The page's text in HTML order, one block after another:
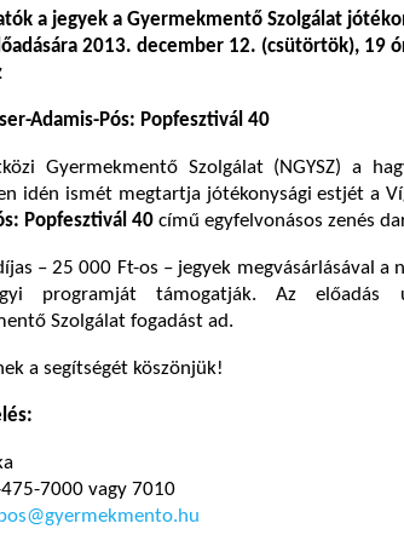
a jegyek a Gyermekmentő Szolgálat
2013. december 12. (csütörtök), 19
Adamis-Pós: Popfesztivál 40
Gyermekmentő Szolgálat (NGYSZ) a
idén ismét megtartja jótékonysági estjét a
Popfesztivál 40 című egyfelvonásos zenés
– 25 000 Ft-os – jegyek megvásárlásával a
programját támogatják. Az
Szolgálat fogadást ad.
a segítségét köszönjük!
7000 vagy 7010